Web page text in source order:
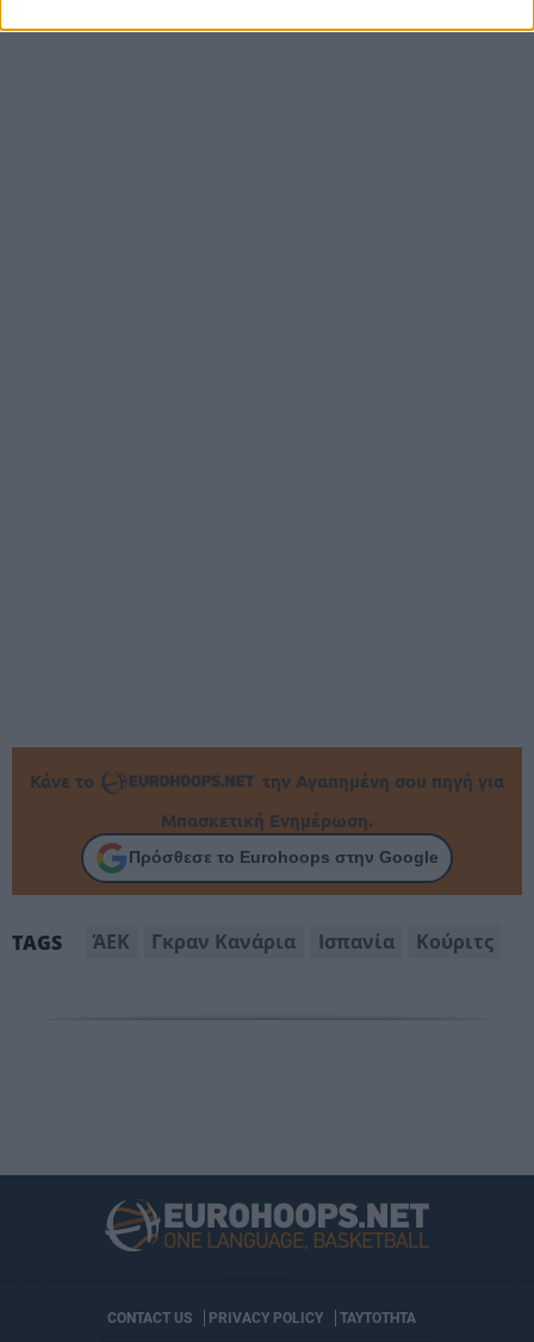
Κάνε το
την Αγαπημένη σου πηγή για
Μπασκετική Ενημέρωση.
Πρόσθεσε το Eurohoops στην Google
TAGS ΆΕΚ Γκραν Κανάρια Ισπανία Κούριτς
CONTACT US PRIVACY POLICY ΤΑΥΤΟΤΗΤΑ